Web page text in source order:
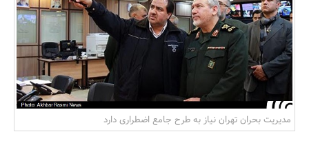
مدیریت بحران تهران نیاز به طرح جامع اضطراری دارد